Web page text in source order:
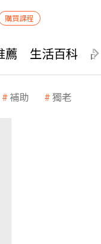
購買課程
薦 生活百科
補助 獨老